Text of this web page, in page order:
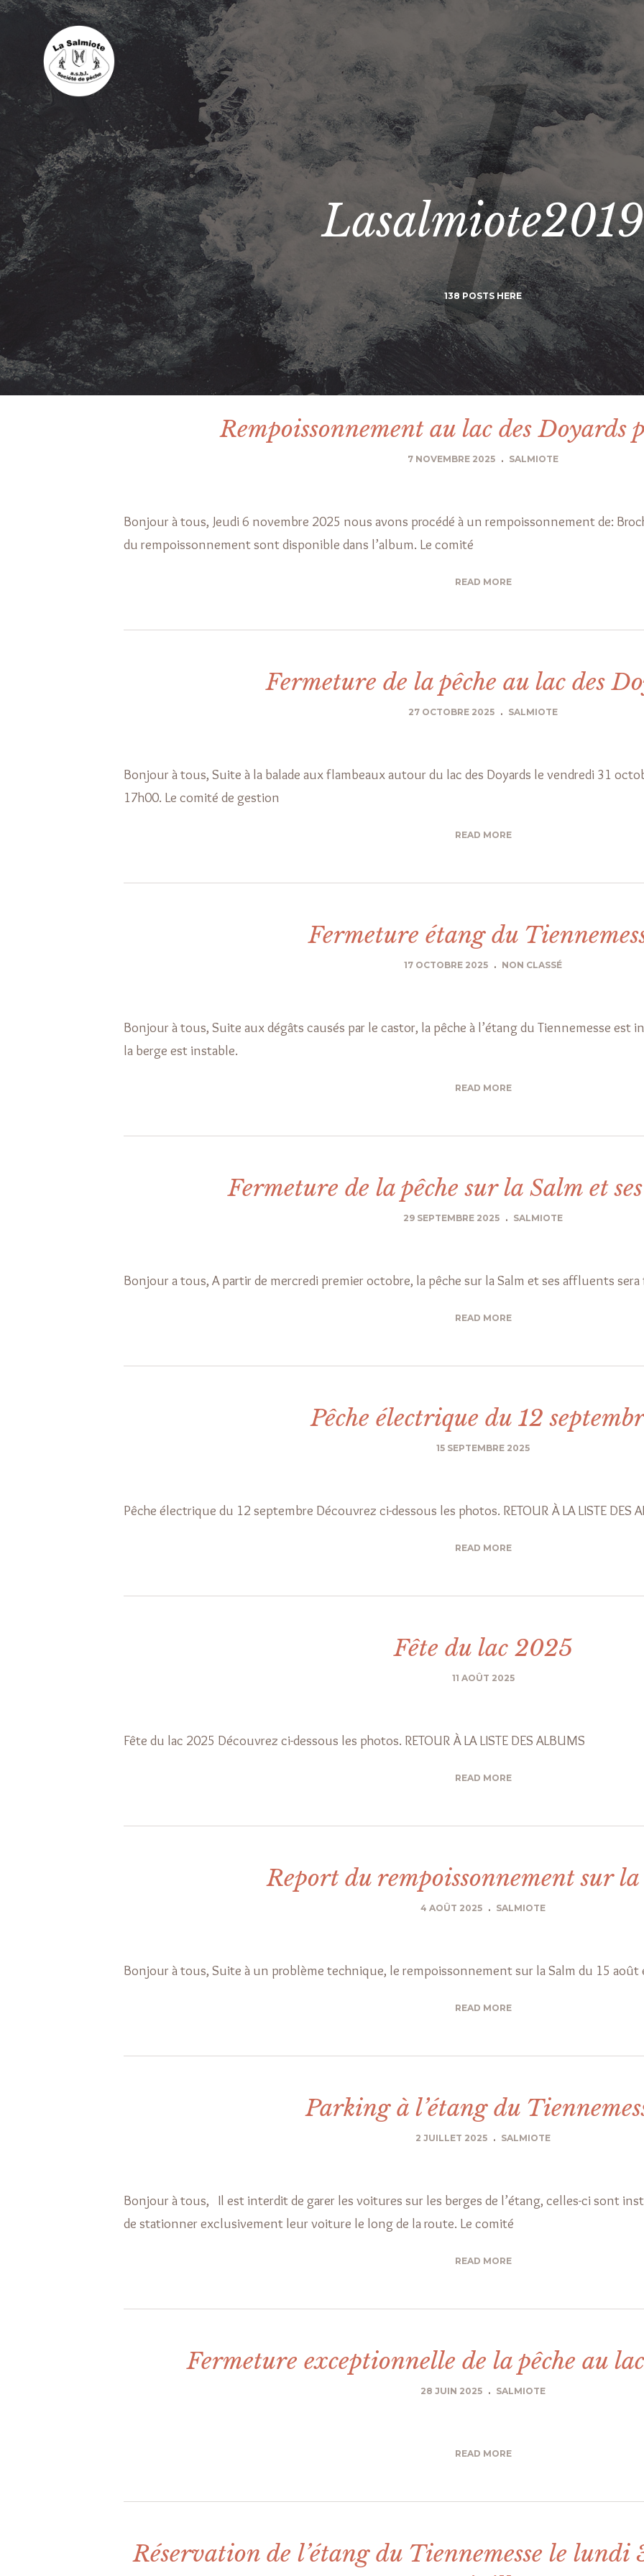
Lasalmiote2019
138 POSTS HERE
Rempoissonnement au lac des Doyards
7 NOVEMBRE 2025 . SALMIOTE
Bonjour à tous, Jeudi 6 novembre 2025 nous avons procédé à un rempoissonnement de:
du rempoissonnement sont disponible dans l’album. Le comité
READ MORE
Fermeture de la pêche au lac des
27 OCTOBRE 2025 . SALMIOTE
Bonjour à tous, Suite à la balade aux flambeaux autour du lac des Doyards le vendredi 31
17h00. Le comité de gestion
READ MORE
Fermeture étang du
17 OCTOBRE 2025 . NON CLASSÉ
Bonjour à tous, Suite aux dégâts causés par le castor, la pêche à l’étang du Tiennemesse
la berge est instable.
READ MORE
Fermeture de la pêche sur la Salm et
29 SEPTEMBRE 2025 . SALMIOTE
Bonjour a tous, A partir de mercredi premier octobre, la pêche sur la Salm et ses affluents
READ MORE
Pêche électrique du 12
15 SEPTEMBRE 2025
Pêche électrique du 12 septembre Découvrez ci-dessous les photos. RETOUR À LA LISTE DES
READ MORE
Fête du lac 2025
11 AOÛT 2025
Fête du lac 2025 Découvrez ci-dessous les photos. RETOUR À LA LISTE DES ALBUMS
READ MORE
Report du rempoissonnement sur
4 AOÛT 2025 . SALMIOTE
Bonjour à tous, Suite à un problème technique, le rempoissonnement sur la Salm du 15
READ MORE
Parking à l’étang du
2 JUILLET 2025 . SALMIOTE
Bonjour à tous, Il est interdit de garer les voitures sur les berges de l’étang, celles-ci sont
de stationner exclusivement leur voiture le long de la route. Le comité
READ MORE
Fermeture exceptionnelle de la pêche au
28 JUIN 2025 . SALMIOTE
READ MORE
Réservation de l’étang du Tiennemesse le